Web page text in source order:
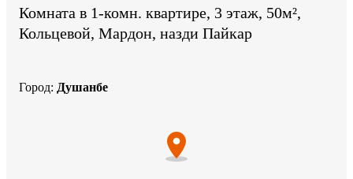
Комната в 1-комн. квартире, 3 этаж, 50м²,
Кольцевой, Мардон, назди Пайкар
Город: Душанбе